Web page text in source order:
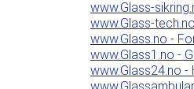
www.Glass-
www.Glass-
www.Glass.no -
www.Glass1.no -
www.Glass24.no -